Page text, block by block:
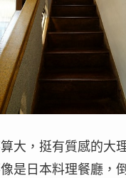
大，挺有質感的大
是日本料理餐廳，